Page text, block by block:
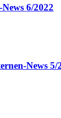
6/2022
News 5/